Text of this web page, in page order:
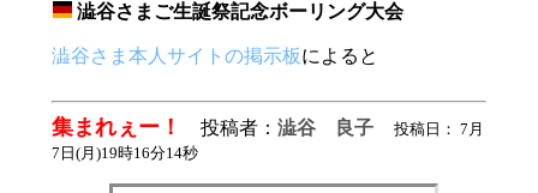
澁谷さまご生誕祭記念ボーリング大会
澁谷さま本人サイトの掲示板によると
集まれぇー！ 投稿者： 澁谷 良子
投稿日： 7月
7日(月)19時16分14秒